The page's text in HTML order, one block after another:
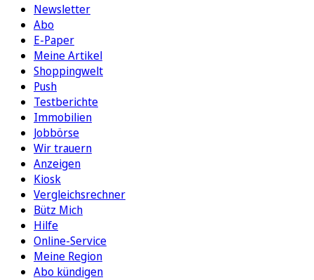
Newsletter
Abo
E-Paper
Meine Artikel
Shoppingwelt
Push
Testberichte
Immobilien
Jobbörse
Wir trauern
Anzeigen
Kiosk
Vergleichsrechner
Bütz Mich
Hilfe
Online-Service
Meine Region
Abo kündigen